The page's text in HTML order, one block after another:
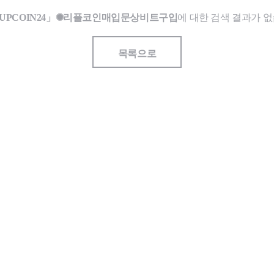
」✺리플코인매입문상비트구입에 대한 검색 결과가
목록으로